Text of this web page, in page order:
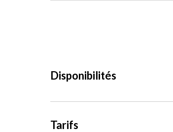
Disponibilités
Tarifs